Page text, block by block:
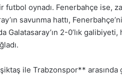
futbol oynadı. Fenerbahçe ise,
savunma hattı,
Galatasaray’ın 2-0’lık
ile Trabzonspor**